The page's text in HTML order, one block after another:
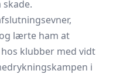
lærte ham at
klubber med vidt
i